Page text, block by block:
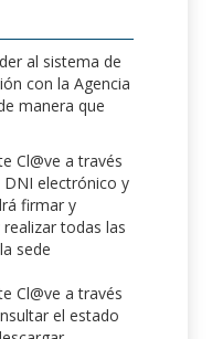
al sistema de
con la Agencia
manera que
Cl@ve a través
electrónico y
firmar y
todas las
sede
Cl@ve a través
el estado